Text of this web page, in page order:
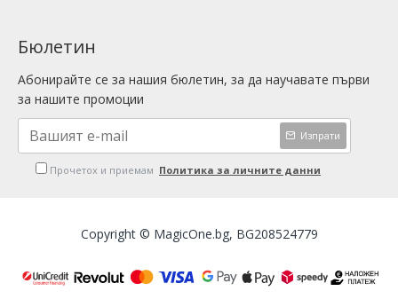
Бюлетин
Абонирайте се за нашия бюлетин, за да научавате първи
за нашите промоции
Изпрати
Прочетох и приемам Политика за личните данни
Copyright © MagicOne.bg, BG208524779